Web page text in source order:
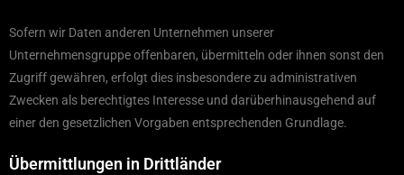
Sofern wir Daten anderen Unternehmen unserer
Unternehmensgruppe offenbaren, übermitteln oder ihnen sonst den
Zugriff gewähren, erfolgt dies insbesondere zu administrativen
Zwecken als berechtigtes Interesse und darüberhinausgehend auf
einer den gesetzlichen Vorgaben entsprechenden Grundlage.
Übermittlungen in Drittländer